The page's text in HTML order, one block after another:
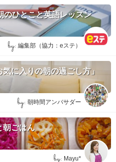
のひとこと英語レッスン
by: 編集部（協力：eステ）
に入りの朝の過ごし方」
by: 朝時間アンバサダー
朝ごはん
by: Mayu*